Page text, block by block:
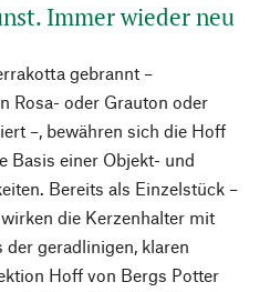
Immer wieder neu
gebrannt –
Rosa- oder Grauton oder
–, bewähren sich die Hoff
Basis einer Objekt- und
Bereits als Einzelstück –
die Kerzenhalter mit
geradlinigen, klaren
Hoff von Bergs Potter